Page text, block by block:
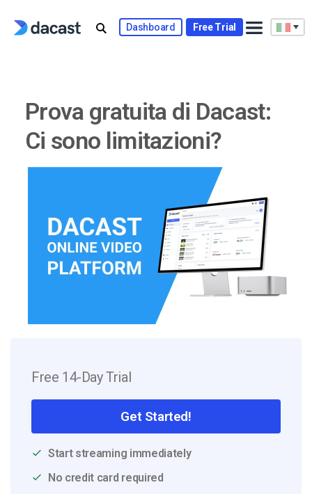
Dashboard Free Trial
Prova gratuita di Dacast:
Ci sono limitazioni?
Free 14-Day Trial
Get Started!
Start streaming immediately
No credit card required